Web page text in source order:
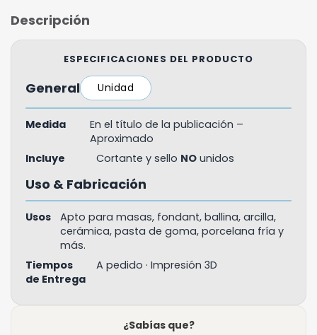
Descripción
ESPECIFICACIONES DEL PRODUCTO
General Unidad
Medida
En el título de la publicación –
Aproximado
Incluye
Cortante y sello NO unidos
Uso & Fabricación
Usos
Apto para masas, fondant, ballina, arcilla,
cerámica, pasta de goma, porcelana fría y
más.
Tiempos
de Entrega
A pedido · Impresión 3D
¿Sabías que?